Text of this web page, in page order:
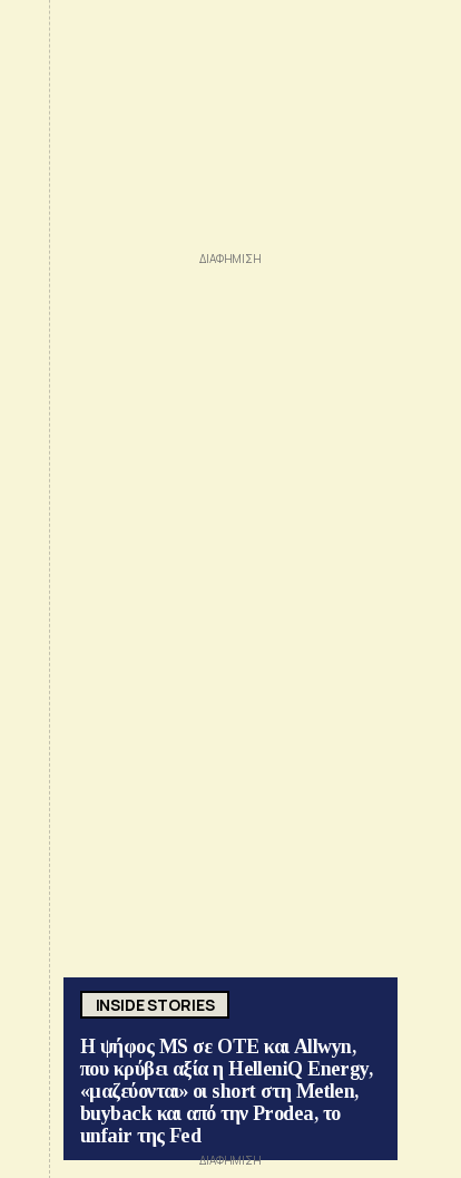
INSIDE STORIES
Η ψήφος MS σε ΟΤΕ και Allwyn,
που κρύβει αξία η HelleniQ Energy,
«μαζεύονται» οι short στη Metlen,
buyback και από την Prodea, το
unfair της Fed